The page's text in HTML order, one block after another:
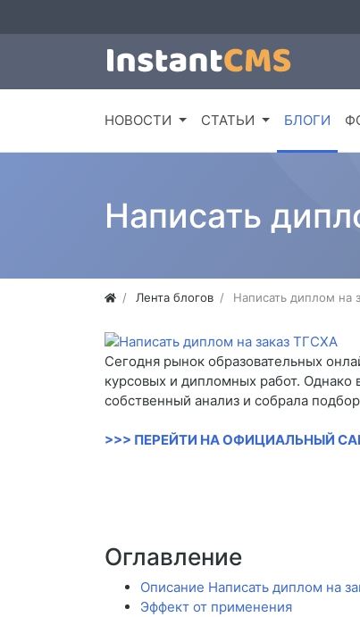
НОВОСТИ СТАТЬИ БЛОГИ
Написать
Лента блогов Написать диплом на
Сегодня рынок образовательных
курсовых и дипломных работ. Однако
собственный анализ и собрала
>>> ПЕРЕЙТИ НА ОФИЦИАЛЬНЫЙ
Оглавление
Описание Написать диплом на
Эффект от применения